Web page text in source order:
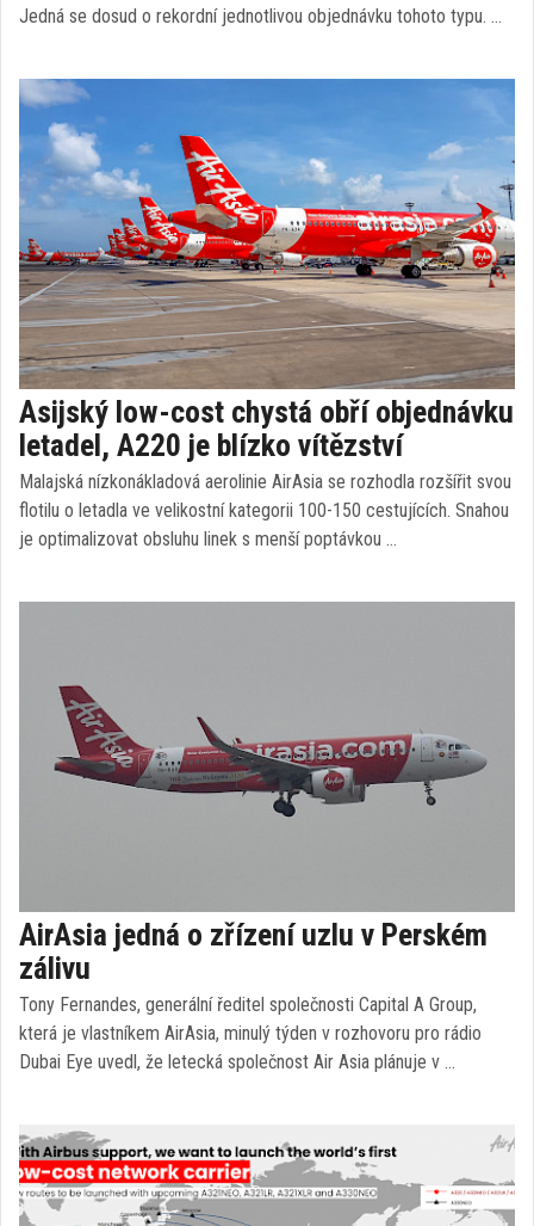
Jedná se dosud o rekordní jednotlivou objednávku tohoto typu. …
Asijský low-cost chystá obří objednávku
letadel, A220 je blízko vítězství
Malajská nízkonákladová aerolinie AirAsia se rozhodla rozšířit svou
flotilu o letadla ve velikostní kategorii 100-150 cestujících. Snahou
je optimalizovat obsluhu linek s menší poptávkou …
AirAsia jedná o zřízení uzlu v Perském
zálivu
Tony Fernandes, generální ředitel společnosti Capital A Group,
která je vlastníkem AirAsia, minulý týden v rozhovoru pro rádio
Dubai Eye uvedl, že letecká společnost Air Asia plánuje v …